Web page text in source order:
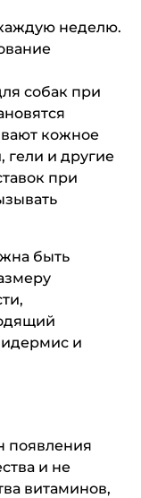
неделю.
собак при
кожное
гели и другие
при
быть
и
появления
и не
витаминов,